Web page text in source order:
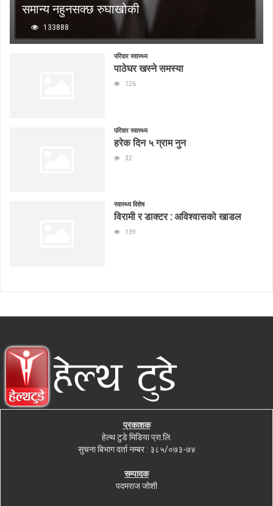
समान्य नहुनसक्छ रुघाखोकी
133888
परिवार स्वास्थ्य
पाठेघर खस्ने समस्या
126
परिवार स्वास्थ्य
हरेक दिन ५ ग्राम नुन
32
स्वास्थ्य विशेष
विरामी र डाक्टर : अविश्वासको खाडल
139
प्रकाशक
हेल्थ टुडे मिडिया प्रा.लि.
सुचना बिभाग दर्ता नम्बर : ३८५/०७३-७४
सम्पादक
पदमराज जोशी